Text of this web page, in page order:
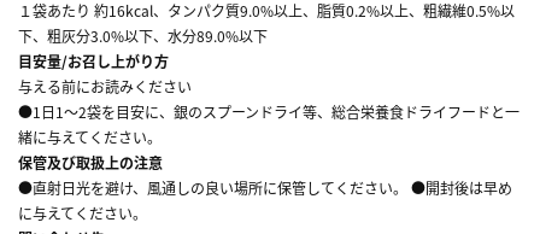
１袋あたり 約16kcal、タンパク質9.0%以上、脂質0.2%以上、粗繊維0.5%以
下、粗灰分3.0%以下、水分89.0%以下
目安量/お召し上がり方
与える前にお読みください
●1日1～2袋を目安に、銀のスプーンドライ等、総合栄養食ドライフードと一
緒に与えてください。
保管及び取扱上の注意
●直射日光を避け、風通しの良い場所に保管してください。 ●開封後は早め
に与えてください。